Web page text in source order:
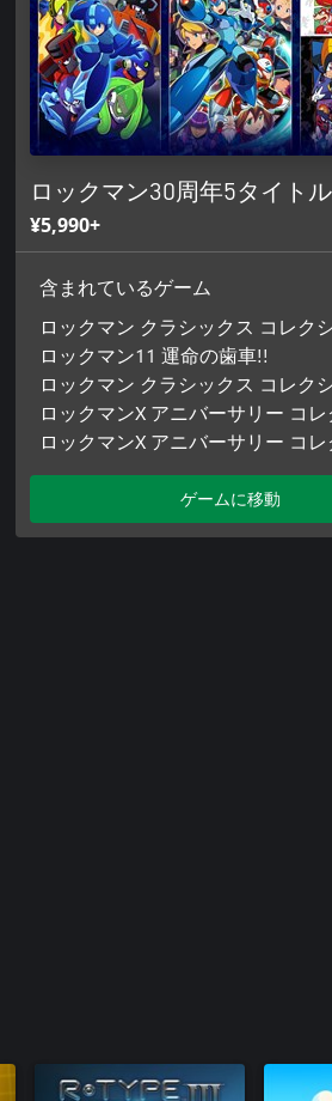
ロックマン30周年5タイト
¥5,990+
含まれているゲーム
ロックマン クラシックス コレク
ロックマン11 運命の歯車!!
ロックマン クラシックス コレク
ロックマンX アニバーサリー コ
ロックマンX アニバーサリー コ
ゲームに移動